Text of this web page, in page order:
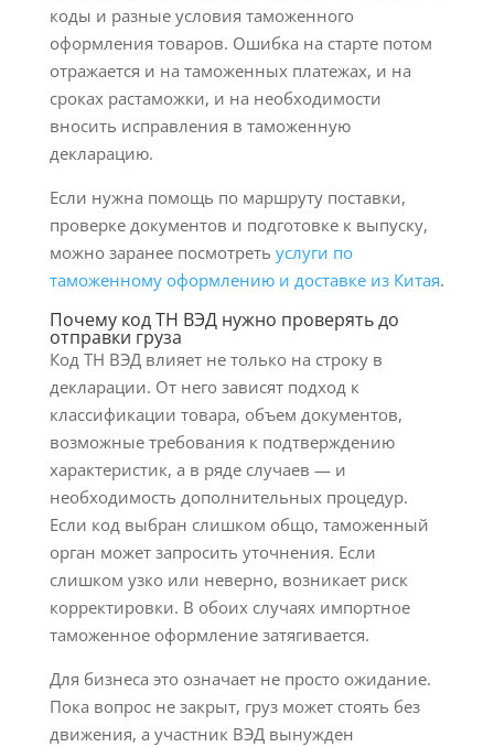
коды и разные условия таможенного
оформления товаров. Ошибка на старте потом
отражается и на таможенных платежах, и на
сроках растаможки, и на необходимости
вносить исправления в таможенную
декларацию.
Если нужна помощь по маршруту поставки,
проверке документов и подготовке к выпуску,
можно заранее посмотреть услуги по
таможенному оформлению и доставке из Китая.
Почему код ТН ВЭД нужно проверять до
отправки груза
Код ТН ВЭД влияет не только на строку в
декларации. От него зависят подход к
классификации товара, объем документов,
возможные требования к подтверждению
характеристик, а в ряде случаев — и
необходимость дополнительных процедур.
Если код выбран слишком общо, таможенный
орган может запросить уточнения. Если
слишком узко или неверно, возникает риск
корректировки. В обоих случаях импортное
таможенное оформление затягивается.
Для бизнеса это означает не просто ожидание.
Пока вопрос не закрыт, груз может стоять без
движения, а участник ВЭД вынужден